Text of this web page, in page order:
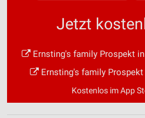
Jetzt
Ernsting's family Prospekt
Ernsting's family
Kostenlos im App